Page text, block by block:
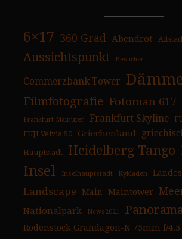
6×17 360 Grad Abendrot
Aussichtspunkt Besucher
Commerzbank Tower
Filmfotografie Fotoman 617
Frankfurt Mainufer Frankfurt Skyline
FUJI Velvia 50
Griechenland
Hauptstadt Heidelberg Tango
Insel Inselhauptstadt Kykladen
Landscape Main Maintower
Nationalpark News2021
Rodenstock Grandagon-N 75mm f/4.5